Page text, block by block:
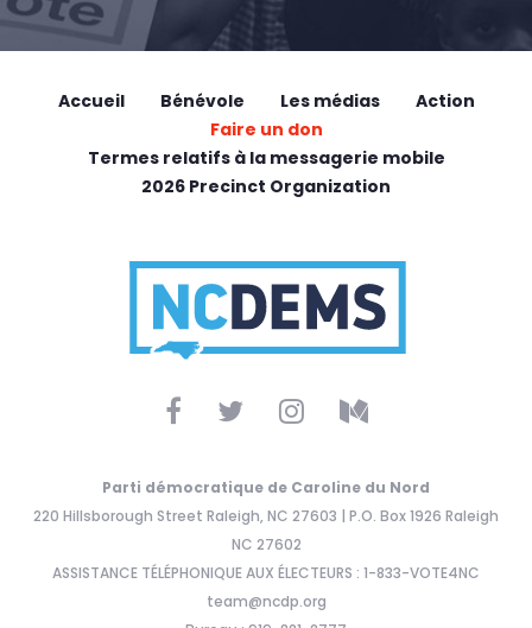
Accueil Bénévole Les médias
Action
Faire un don
Termes relatifs à la messagerie mobile
2026 Precinct Organization
Parti démocratique de Caroline du Nord
220 Hillsborough Street Raleigh, NC 27603 | P.O. Box 1926 Raleigh
NC 27602
ASSISTANCE TÉLÉPHONIQUE AUX ÉLECTEURS : 1-833-VOTE4NC
team@ncdp.org